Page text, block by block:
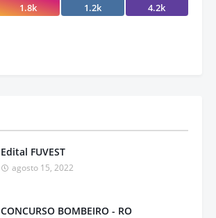
1.8k 1.2k 4.2k
Edital FUVEST
agosto 15, 2022
CONCURSO BOMBEIRO - RO